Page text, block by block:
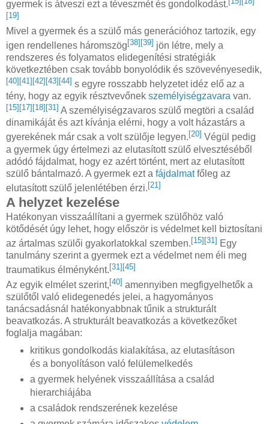
gyermek is átveszi ezt a téveszmét és gondolkodást.
[19]
Mivel a gyermek és a szülő más generációhoz tartozik, egy
igen rendellenes háromszög[38][39] jön létre, mely a
rendszeres és folyamatos elidegenítési stratégiák
következtében csak tovább bonyolódik és szövevényesedik,
[40] [41] [42] [43] [44] s egyre rosszabb helyzetet idéz elő az a
tény, hogy az egyik résztvevőnek személyiségzavara van.
[15] [17] [18] [31] A személyiségzavaros szülő megtöri a család
dinamikáját és azt kívánja elérni, hogy a volt házastárs a
gyerekének már csak a volt szülője legyen. [20] Végül pedig
a gyermek úgy értelmezi az elutasított szülő elvesztéséből
adódó fájdalmat, hogy ez azért történt, mert az elutasított
szülő bántalmazó. A gyermek ezt a fájdalmatfőleg az
elutasított szülő jelenlétében érzi.[21]
A helyzet kezelése
Hatékonyan visszaállítani a gyermek szülőhöz való
kötődését úgy lehet, hogy először is védelmet kell biztosítani
az ártalmas szülői gyakorlatokkal szemben. [15] [31] Egy
tanulmány szerint a gyermek ezt a védelmet nem éli meg
traumatikus élményként. [31] [45]
Az egyik elmélet szerint,[40] amennyiben megfigyelhetők a
szülőtől való elidegenedés jelei, a hagyományos
tanácsadásnál hatékonyabbnak tűnik a strukturált
beavatkozás. A strukturált beavatkozás a következőket
foglalja magában:
kritikus gondolkodás kialakítása, az elutasításon
és a bonyolításon való felülemelkedés
a gyermek helyének visszaállítása a család
hierarchiájába
a családok rendszerének kezelése